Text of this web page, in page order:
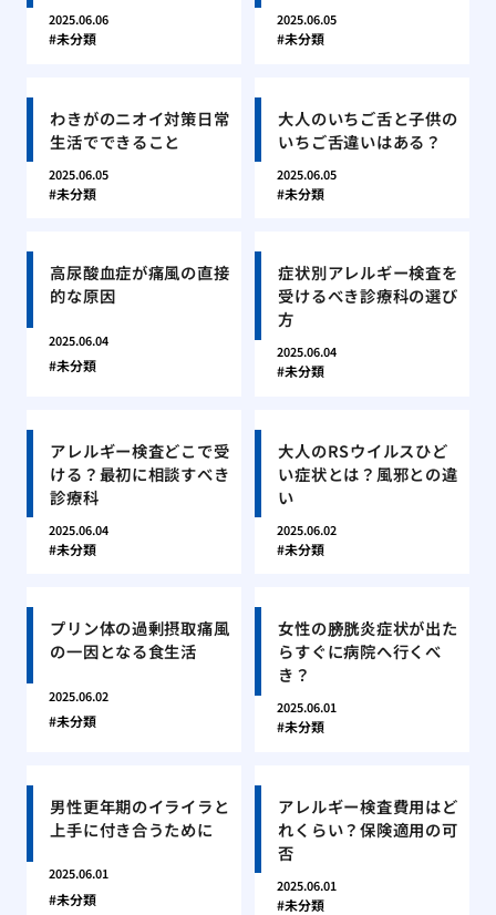
2025.06.06
未分類
2025.06.05
未分類
わきがのニオイ対策日常
生活でできること
2025.06.05
未分類
大人のいちご舌と子供の
いちご舌違いはある？
2025.06.05
未分類
高尿酸血症が痛風の直接
的な原因
2025.06.04
未分類
症状別アレルギー検査を
受けるべき診療科の選び
方
2025.06.04
未分類
アレルギー検査どこで受
ける？最初に相談すべき
診療科
2025.06.04
未分類
大人のRSウイルスひど
い症状とは？風邪との違
い
2025.06.02
未分類
プリン体の過剰摂取痛風
の一因となる食生活
2025.06.02
未分類
女性の膀胱炎症状が出た
らすぐに病院へ行くべ
き？
2025.06.01
未分類
男性更年期のイライラと
上手に付き合うために
2025.06.01
未分類
アレルギー検査費用はど
れくらい？保険適用の可
否
2025.06.01
未分類